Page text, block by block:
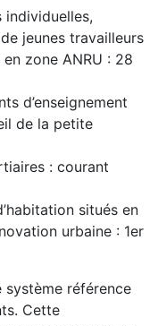
individuelles,
jeunes travailleurs
zone ANRU : 28
d’enseignement
de la petite
: courant
situés en
urbaine : 1er
référence
Cette